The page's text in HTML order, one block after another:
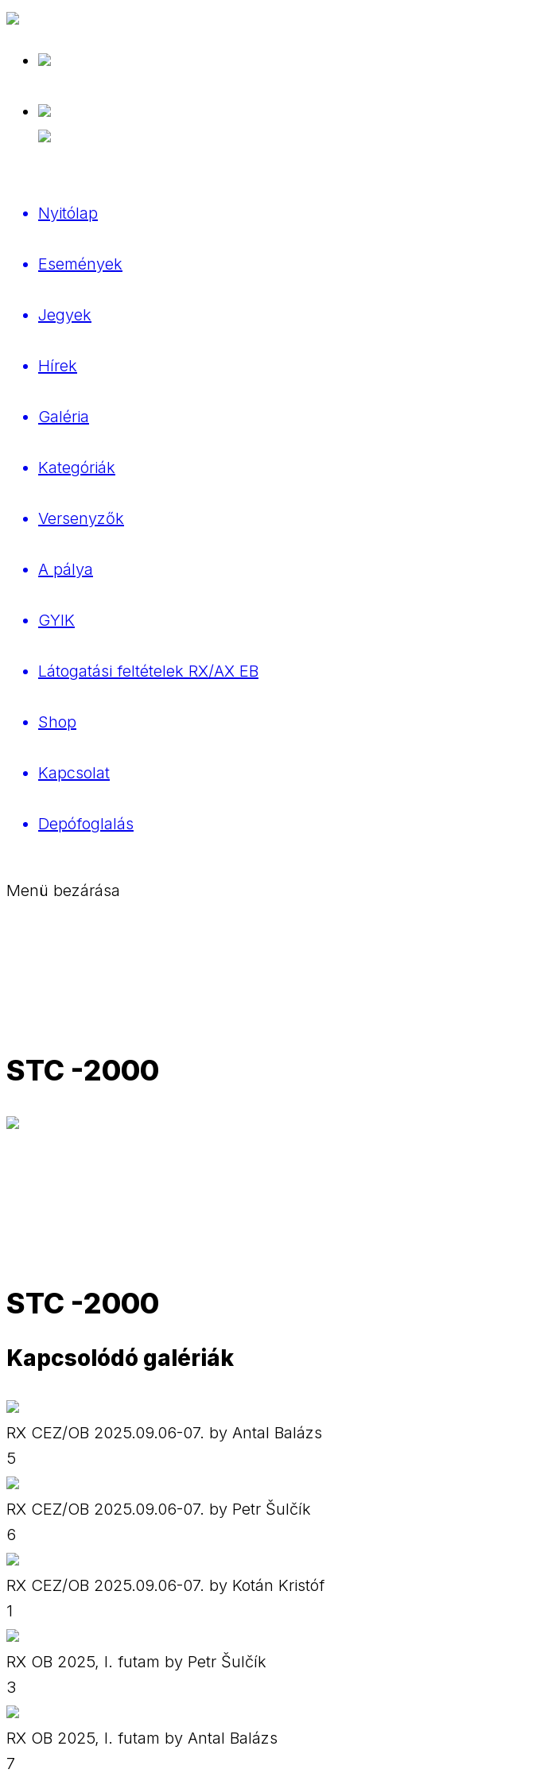
Nyitólap
Események
Jegyek
Hírek
Galéria
Kategóriák
Versenyzők
A pálya
GYIK
Látogatási feltételek RX/AX EB
Shop
Kapcsolat
Depófoglalás
Menü bezárása
STC -2000
STC -2000
Kapcsolódó galériák
RX CEZ/OB 2025.09.06-07. by Antal Balázs
5
RX CEZ/OB 2025.09.06-07. by Petr Šulčík
6
RX CEZ/OB 2025.09.06-07. by Kotán Kristóf
1
RX OB 2025, I. futam by Petr Šulčík
3
RX OB 2025, I. futam by Antal Balázs
7